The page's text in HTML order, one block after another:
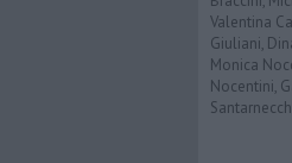
Valentina
Giuliani,
Monica
Nocentini,